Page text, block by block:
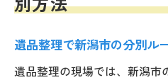
遺品整理で新潟市の分別ル
遺品整理の現場では、新潟市